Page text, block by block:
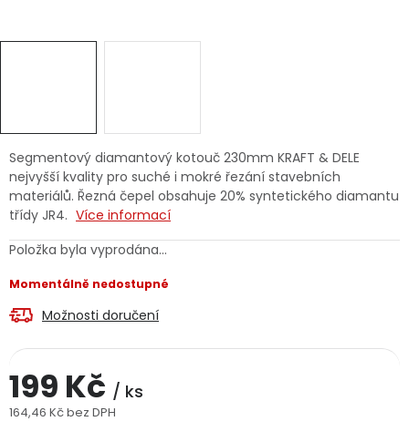
Jaký je aktuální stav mé objednávky?
Velkoobchodní spolupráce (B2B)
Servis nářadí Hodnocení obchodu
Doprava a platba
Segmentový diamantový kotouč 230mm KRAFT & DELE
nejvyšší kvality pro suché i mokré řezání stavebních
materiálů. Řezná čepel obsahuje 20% syntetického diamantu
třídy JR4. Více informací
Položka byla vyprodána…
Momentálně nedostupné
Možnosti doručení
199 Kč / ks
164,46 Kč bez DPH